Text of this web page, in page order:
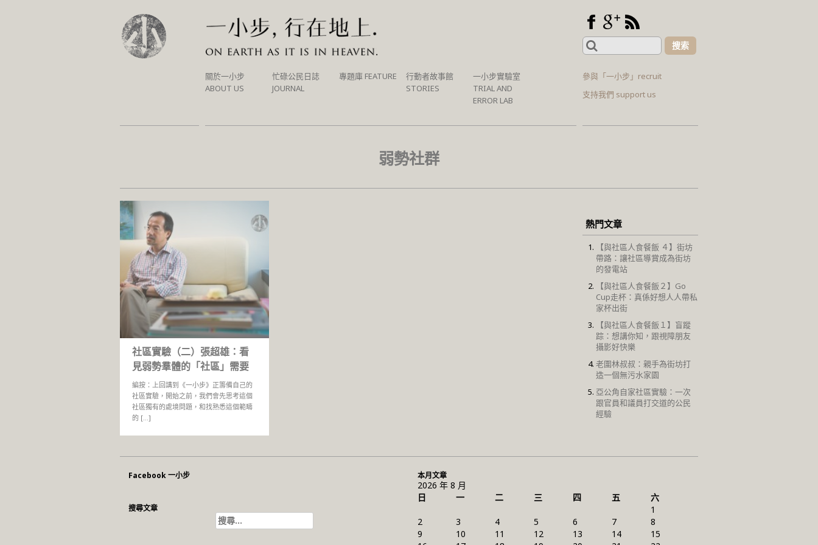
Search
for:
SKIP
TO
關於一小步
ABOUT US
忙碌公民日誌
JOURNAL
專題庫 FEATURE
行動者故事館
STORIES
一小步實驗室
TRIAL AND
ERROR LAB
參與「一小步」recruit
支持我們 support us
弱勢社群
社區實驗（二）張超雄：看
見弱勢羣體的「社區」需要
編按：上回講到《一小步》正籌備自己的
社區實驗，開始之前，我們會先思考這個
社區獨有的處境問題，和找熟悉這個範疇
的 […]
熱門文章
【與社區人食餐飯 ４】街坊
帶路：讓社區導賞成為街坊
的發電站
【與社區人食餐飯２】Go
Cup走杯：真係好想人人帶私
家杯出街
【與社區人食餐飯１】盲蹤
踪：想講你知，跟視障朋友
攝影好快樂
老圍林叔叔：親手為街坊打
造一個無污水家園
亞公角自家社區實驗：一次
跟官員和議員打交道的公民
經驗
Facebook 一小步
搜尋文章
搜
尋
本月文章
2026 年 8 月
日
一 二 三 四 五
六
1
2
3 4 5 6 7
8
9
10 11 12 13 14
15